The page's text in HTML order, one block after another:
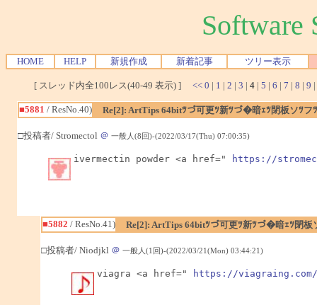
Software
HOME HELP 新規作成 新着記事 ツリー表示
[ スレッド内全100レス(40-49 表示) ] << 0 | 1 | 2 | 3 | 4 | 5 | 6 | 7 | 8 | 9 |
■5881 / ResNo.40) Re[2]: ArtTips 64bitﾂづ可更ﾂ新ﾂづ�暗ｪﾂ閉板ソﾂ
□投稿者/ Stromectol ＠ 一般人(8回)-(2022/03/17(Thu) 07:00:35)
ivermectin powder <a href=" https://
■5882 / ResNo.41) Re[2]: ArtTips 64bitﾂづ可更ﾂ新ﾂづ�暗ｪﾂ閉
□投稿者/ Niodjkl ＠ 一般人(1回)-(2022/03/21(Mon) 03:44:21)
viagra <a href=" https://